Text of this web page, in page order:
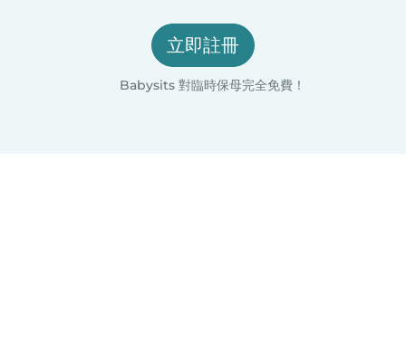
立即註冊
Babysits 對臨時保母完全免費！